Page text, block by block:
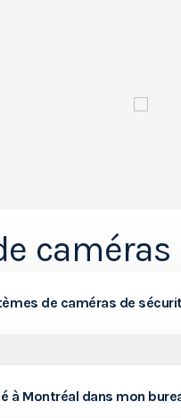
de caméras de
à Montréal dans mon